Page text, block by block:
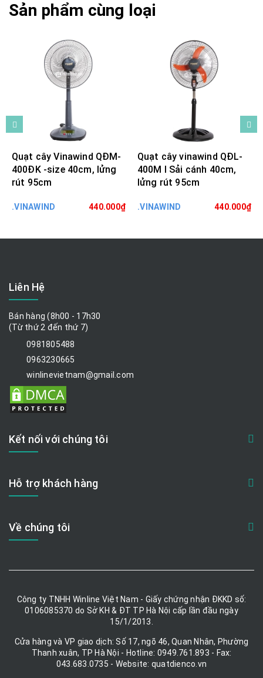
Sản phẩm cùng loại
Quạt cây Vinawind QĐM-
400ĐK -size 40cm, lửng
rút 95cm
.VINAWIND 440.000₫
Quạt cây vinawind QĐL-
400M I Sải cánh 40cm,
lửng rút 95cm
.VINAWIND 440.000₫
Liên Hệ
Bán hàng (8h00 - 17h30
(Từ thứ 2 đến thứ 7)
0981805488
0963230665
winlinevietnam@gmail.com
Kết nối với chúng tôi
Hỗ trợ khách hàng
Về chúng tôi
Công ty TNHH Winline Việt Nam - Giấy chứng nhận ĐKKD số:
0106085370 do Sở KH & ĐT TP Hà Nội cấp lần đầu ngày
15/1/2013.
Cửa hàng và VP giao dịch: Số 17, ngõ 46, Quan Nhân, Phường
Thanh xuân, TP Hà Nội - Hotline: 0949.761.893 - Fax:
043.683.0735 - Website: quatdienco.vn